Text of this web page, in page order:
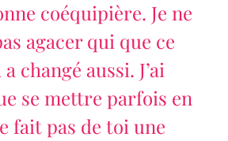
coéquipière. Je ne
agacer qui que ce
changé aussi. J’ai
se mettre parfois en
fait pas de toi une